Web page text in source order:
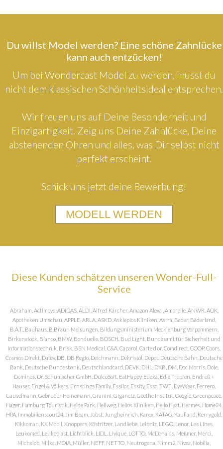
Du willst Model werden? Eine schöne Zahnlücke
kann auch entzücken!
Um bei Wondercast Model zu werden, musst du
nicht dem klassischen Schönheitsideal entsprechen.
Wir freuen uns auf Deine Besonderheit und
Einzigartigkeit. Zeig uns Deine Zahnlücke, Deine
abstehenden Ohren und alles, was Dir selbst nicht
perfekt erscheint.
Schick uns jetzt deine Bewerbung!
MODELL WERDEN
Diese Kunden schätzen unseren Wonder-Full-
Service
Abraham, Actimove, ADIDAS, ALDI, Alfred Kärcher, Amazon Alexa , Amorelie, ANWR, AOK,
Apotheken Umschau, APPLE, ARLA, ASKD, Asklepios Kliniken, Astra, Bader, Bäderland,
B.A.T., Bauhaus, B.Braun Melsungen, Bildungsministerium Mecklenburg Vorpommern,
Birkenstock, Blanco, BMW, Bonduelle, BOSCH, Bud Light, Bundesamt für Sicherheit und
Informationstechnik, Brisk, BSN Medical, C&A, Caparol, Carte d or, Comdirect, COOP, Coors,
Cosmos DIrekt, Datev, DB, DB Regio, Deichmann, Dekristol, Depot, Deutsche Bahn, Deutsche
Bank, Deutsche Bundesbank, Deutschlandcard, DEVK, DHL, DKB, DM, Doc Morris, Dole,
Dominos, Dr. Schumacher GmbH, DulcoSoft, EatHappy, Edeka, Edle Tropfen, Endreß +
Hauser, Engel & Völkers, Ernstings Family, Essilor, Essity, Esso, EWE, EyeWear, Ferrero,
Gauselmann, Gebrüder Heinemann, Granini, Giganetz, Goethe Institut, Google, Greenpeace,
Hager, Hamburg Touristik, Heide Park, Hellweg, Helios Kliniken, Hello Heat, Hermes, Home24,
HPA, Immobilienscout24, Jim Beam, Jobst, Jungheinrich, Karex, KATAG, Kaufland, Kerrygold,
Kikkoman, KK Mobil, Knoppers, Köstritzer, Landliebe, Leibniz, LEGO, Lenor, Les Lines,
Leukomed, Leukoplast, Lichtblick, LIDL, Livique, LOTTO, McDonalds, Meßmer, Merci,
Michelob, Milka, MOIA, Müller, NEFF, NETTO, Neutrogena, Nimm2, Nivea, Nobilia,